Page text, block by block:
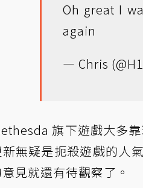
Oh great I
again
— Chris
旗下遊戲大多
無疑是扼殺遊戲的人
見就還有待觀察了。